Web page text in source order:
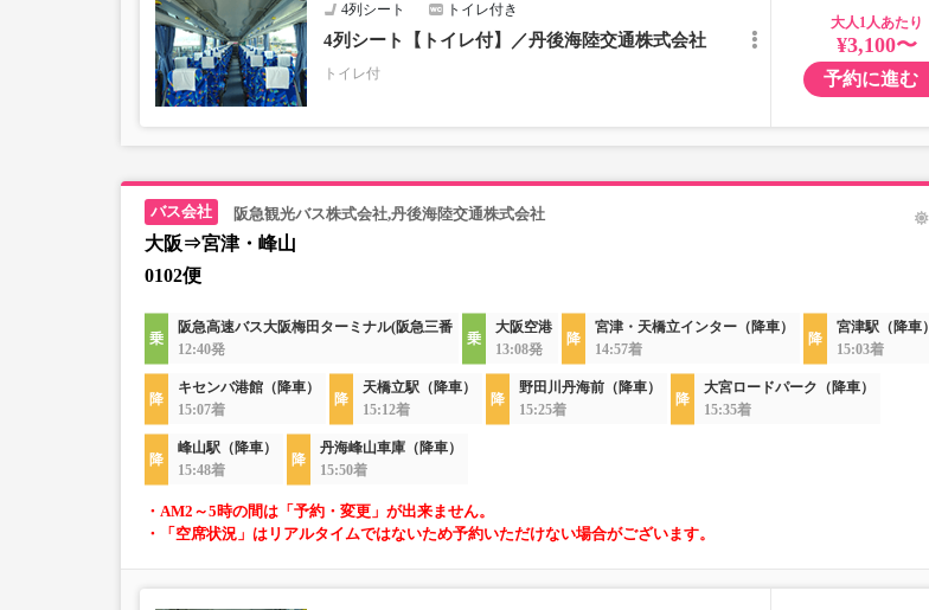
4列シート トイレ付き
4列シート【トイレ付】／丹後海陸交通株式会社
トイレ付
大人
¥3,100〜
予約に進む
阪急観光バス株式会社,丹後海陸交通株式会社
大阪⇒宮津・峰山
0102便
阪急高速バス大阪梅田ターミナル(阪急三番
12:40発
大阪空港
13:08発
宮津・天橋立インター（降車）
14:57着
宮津駅（降車）
15:03着
キセンバ港館（降車）
15:07着
天橋立駅（降車）
15:12着
野田川丹海前（降車）
15:25着
大宮ロードパーク（降車）
15:35着
峰山駅（降車）
15:48着
丹海峰山車庫（降車）
15:50着
・AM2～5時の間は「予約・変更」が出来ません。
・「空席状況」はリアルタイムではないため予約いただけない場合がございます。